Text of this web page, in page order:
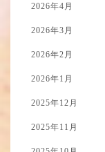
2026年4月
2026年3月
2026年2月
2026年1月
2025年12月
2025年11月